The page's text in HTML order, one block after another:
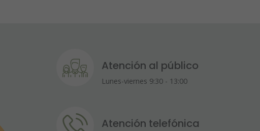
Atención al público
Lunes-viernes 9:30 - 13:00
Atención telefónica